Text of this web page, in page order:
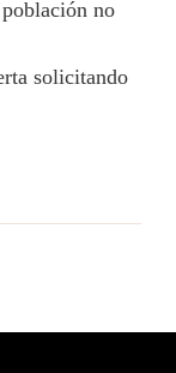
no
solicitando